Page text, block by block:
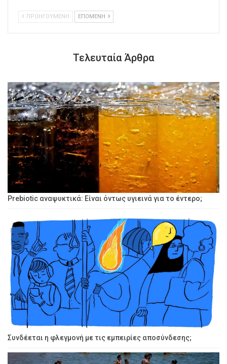
ΠΡΟΗΓΟΥΜΕΝΗ ΕΠΟΜΕΝΗ
Τελευταία Άρθρα
Prebiotic αναψυκτικά: Είναι όντως υγιεινά για το έντερο;
Συνδέεται η φλεγμονή με τις εμπειρίες αποσύνδεσης;